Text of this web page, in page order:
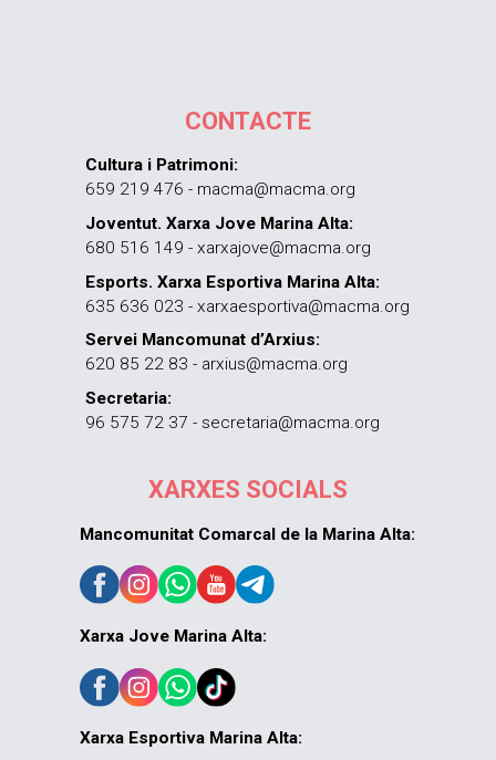
CONTACTE
Cultura i Patrimoni:
659 219 476 - macma@macma.org
Joventut. Xarxa Jove Marina Alta:
680 516 149 - xarxajove@macma.org
Esports. Xarxa Esportiva Marina Alta:
635 636 023 - xarxaesportiva@macma.org
Servei Mancomunat d’Arxius:
620 85 22 83 - arxius@macma.org
Secretaria:
96 575 72 37 - secretaria@macma.org
XARXES SOCIALS
Mancomunitat Comarcal de la Marina Alta:
Xarxa Jove Marina Alta:
Xarxa Esportiva Marina Alta: